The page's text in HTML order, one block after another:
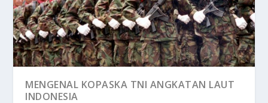
MENGENAL KOPASKA TNI ANGKATAN LAUT
INDONESIA